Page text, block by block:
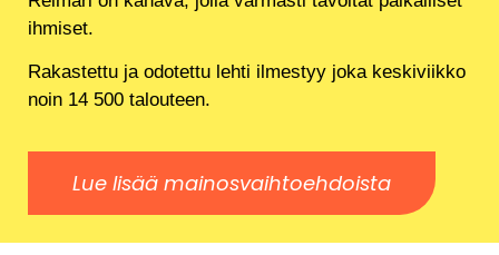
ihmiset.
Rakastettu ja odotettu lehti ilmestyy joka keskiviikko
noin 14 500 talouteen.
Lue lisää mainosvaihtoehdoista